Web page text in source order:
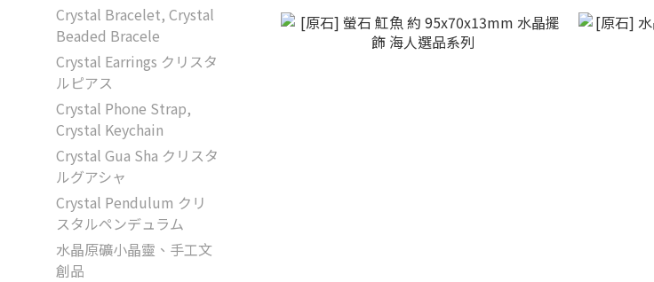
Crystal Bracelet, Crystal
Beaded Bracele
Crystal Earrings クリスタ
ルピアス
Crystal Phone Strap,
Crystal Keychain
Crystal Gua Sha クリスタ
ルグアシャ
Crystal Pendulum クリ
スタルペンデュラム
水晶原礦小晶靈、手工文
創品